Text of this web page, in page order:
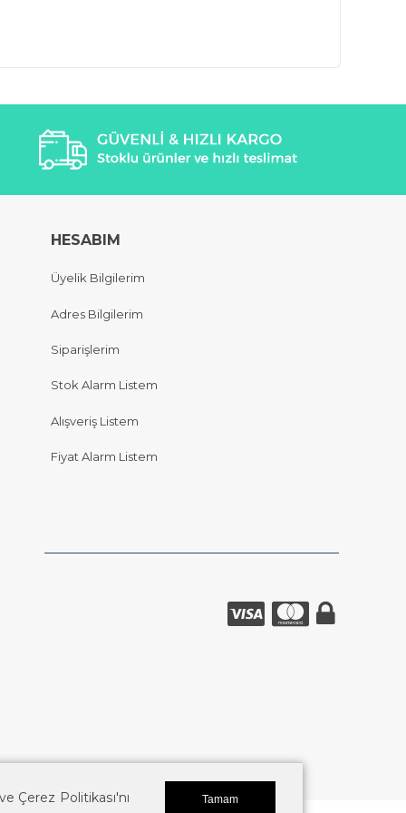
HESABIM
Üyelik Bilgilerim
Adres Bilgilerim
Siparişlerim
Stok Alarm Listem
Alışveriş Listem
Fiyat Alarm Listem
Çerez Politikası'nı
Tamam